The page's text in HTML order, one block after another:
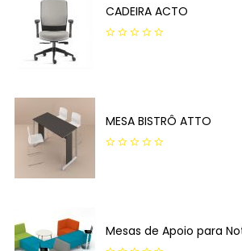
CADEIRA ACTO
MESA BISTRÔ ATTO
Mesas de Apoio para